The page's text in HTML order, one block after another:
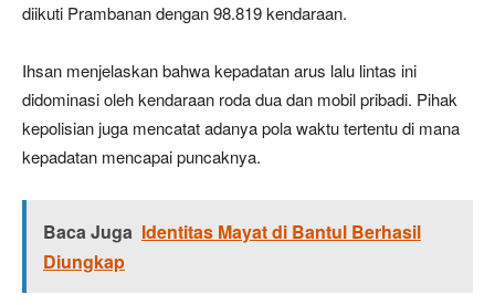
diikuti Prambanan dengan 98.819 kendaraan.
Ihsan menjelaskan bahwa kepadatan arus lalu lintas ini
didominasi oleh kendaraan roda dua dan mobil pribadi. Pihak
kepolisian juga mencatat adanya pola waktu tertentu di mana
kepadatan mencapai puncaknya.
Baca Juga Identitas Mayat di Bantul Berhasil
Diungkap